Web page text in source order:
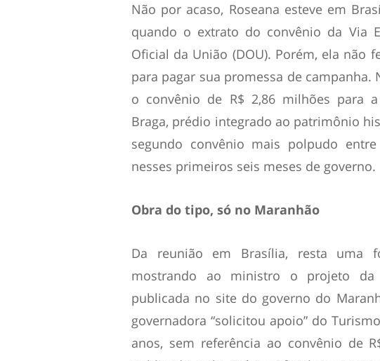
Não por acaso, Roseana esteve em
quando o extrato do convênio da Via
Oficial da União (DOU). Porém, ela não
para pagar sua promessa de
o convênio de R$ 2,86 milhões para
Braga, prédio integrado ao patrimônio
segundo convênio mais polpudo
nesses primeiros seis meses de governo.
Obra do tipo, só no Maranhão
Da reunião em Brasília, resta uma
mostrando ao ministro o projeto da
publicada no site do governo do
governadora “solicitou apoio” do
anos, sem referência ao convênio de